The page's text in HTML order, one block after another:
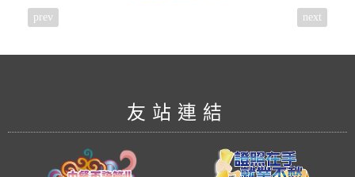
prev next
友站連結